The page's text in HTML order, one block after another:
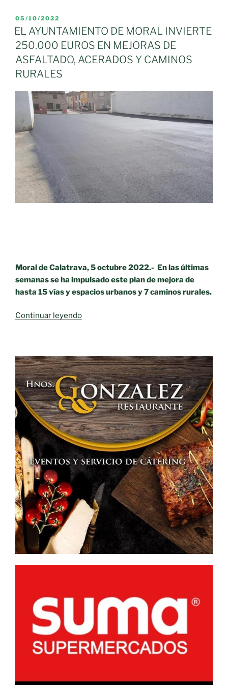
de
Calatrava
solicita
la
de
los
parques
localidad»
PUBLICADO
EL
05/10/2022
EL AYUNTAMIENTO DE MORAL INVIERTE
250.000 EUROS EN MEJORAS DE
ASFALTADO, ACERADOS Y CAMINOS
RURALES
Moral de Calatrava, 5 octubre 2022.- En las últimas
semanas se ha impulsado este plan de mejora de
hasta 15 vías y espacios urbanos y 7 caminos rurales.
Continuar leyendo«EL
INVIERTE
250.000
EUROS
EN
MEJORAS
DE
ASFALTADO,
ACERADOS
Y
CAMINOS
RURALES»